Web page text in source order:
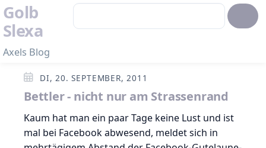
Golb
Slexa
Axels Blog
DI, 20. SEPTEMBER, 2011
Bettler - nicht nur am Strassenrand
Kaum hat man ein paar Tage keine Lust und ist
mal bei Facebook abwesend, meldet sich in